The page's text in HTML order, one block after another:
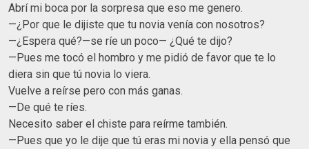
Abrí mi boca por la sorpresa que eso me genero.
—¿Por que le dijiste que tu novia venía con nosotros?
—¿Espera qué?—se ríe un poco— ¿Qué te dijo?
—Pues me tocó el hombro y me pidió de favor que te lo
diera sin que tú novia lo viera.
Vuelve a reírse pero con más ganas.
—De qué te ríes.
Necesito saber el chiste para reírme también.
—Pues que yo le dije que tú eras mi novia y ella pensó que